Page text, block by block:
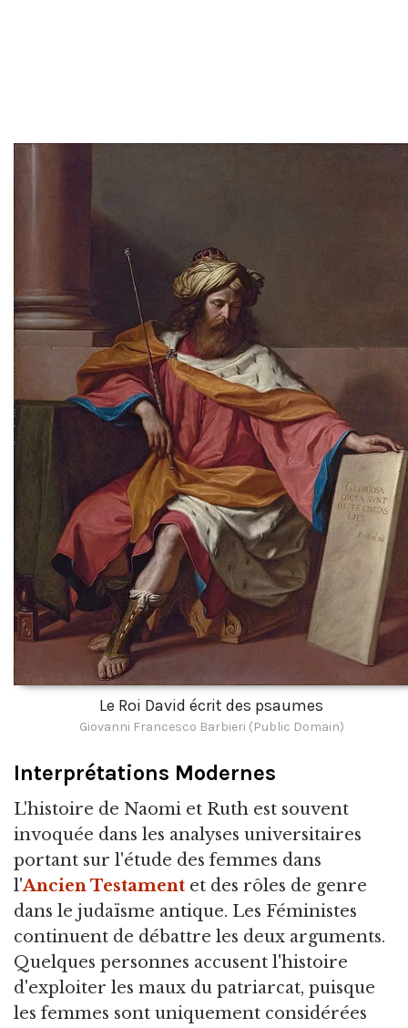
Le Roi David écrit des psaumes
Giovanni Francesco Barbieri (Public Domain)
Interprétations Modernes
L'histoire de Naomi et Ruth est souvent
invoquée dans les analyses universitaires
portant sur l'étude des femmes dans
l'Ancien Testament et des rôles de genre
dans le judaïsme antique. Les Féministes
continuent de débattre les deux arguments.
Quelques personnes accusent l'histoire
d'exploiter les maux du patriarcat, puisque
les femmes sont uniquement considérées